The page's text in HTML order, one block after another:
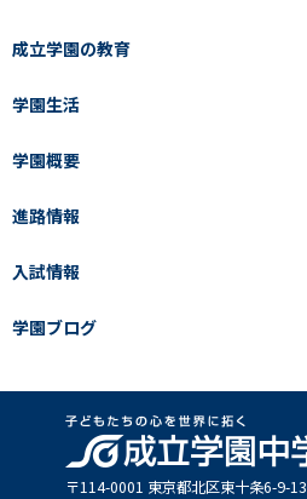
成立学園の教育
6年間の一貫教育
中学校
高等学校
成立メソッド
教科指導の特徴
卒業生の声
中学校
成立メソッド
卒業生の声
成立学園ならではの教育
見える学力×見えない学力
学園生活
年間行事
施設紹介
制服
学園ブログ
学園概要
学園の歩み
アクセス
進路情報
進路・進学
入試情報
中学入試Q&A
入試結果
説明会・イベント日程
出願方法・募集要項
学園ブログ
〒114-0001 東京都北区東⼗条6-9-13